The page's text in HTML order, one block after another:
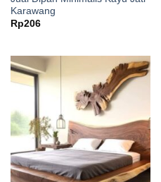
Karawang
Rp206